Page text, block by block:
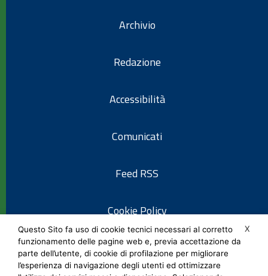
Archivio
Redazione
Accessibilità
Comunicati
Feed RSS
Cookie Policy
Informativa privacy
X
Questo Sito fa uso di cookie tecnici necessari al corretto
funzionamento delle pagine web e, previa accettazione da
parte dell’utente, di cookie di profilazione per migliorare
l’esperienza di navigazione degli utenti ed ottimizzare